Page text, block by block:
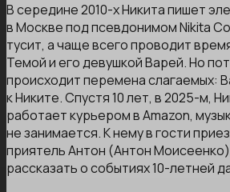
В середине 2010-х Никита пишет
в Москве под псевдонимом Nikita
тусит, а чаще всего проводит
Темой и его девушкой Варей. Но
происходит перемена слагаемых:
к Никите. Спустя 10 лет, в 2025-м,
работает курьером в Amazon,
не занимается. К нему в гости
приятель Антон (Антон
рассказать о событиях 10-летней